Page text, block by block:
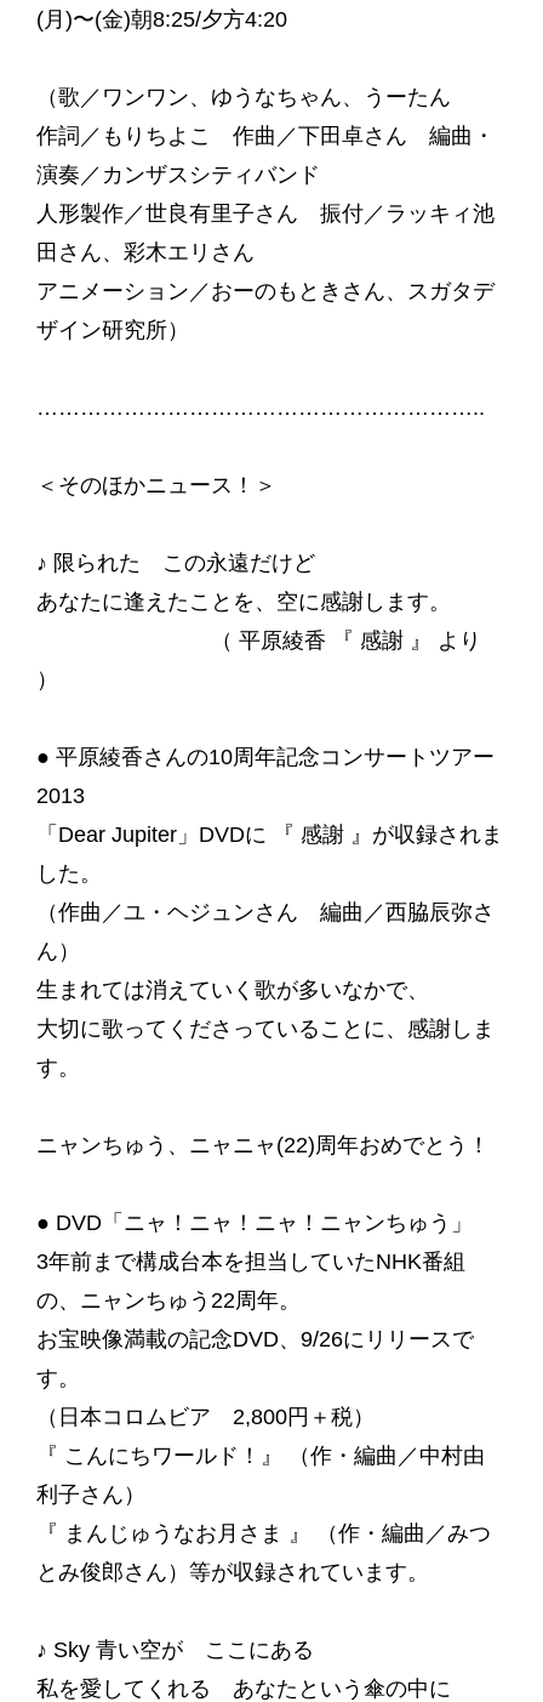
(月)〜(金)朝8:25/夕方4:20
（歌／ワンワン、ゆうなちゃん、うーたん
作詞／もりちよこ 作曲／下田卓さん 編曲・
演奏／カンザスシティバンド
人形製作／世良有里子さん 振付／ラッキィ池
田さん、彩木エリさん
アニメーション／おーのもときさん、スガタデ
ザイン研究所）
……………………………………………………..
＜そのほかニュース！＞
♪ 限られた この永遠だけど
あなたに逢えたことを、空に感謝します。
（ 平原綾香 『 感謝 』 より
）
● 平原綾香さんの10周年記念コンサートツアー
2013
「Dear Jupiter」DVDに 『 感謝 』が収録されま
した。
（作曲／ユ・ヘジュンさん 編曲／西脇辰弥さ
ん）
生まれては消えていく歌が多いなかで、
大切に歌ってくださっていることに、感謝しま
す。
ニャンちゅう、ニャニャ(22)周年おめでとう！
● DVD「ニャ！ニャ！ニャ！ニャンちゅう」
3年前まで構成台本を担当していたNHK番組
の、ニャンちゅう22周年。
お宝映像満載の記念DVD、9/26にリリースで
す。
（日本コロムビア 2,800円＋税）
『 こんにちワールド！』 （作・編曲／中村由
利子さん）
『 まんじゅうなお月さま 』 （作・編曲／みつ
とみ俊郎さん）等が収録されています。
♪ Sky 青い空が ここにある
私を愛してくれる あなたという傘の中に